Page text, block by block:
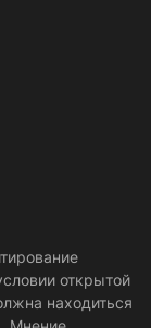
открытой
находиться